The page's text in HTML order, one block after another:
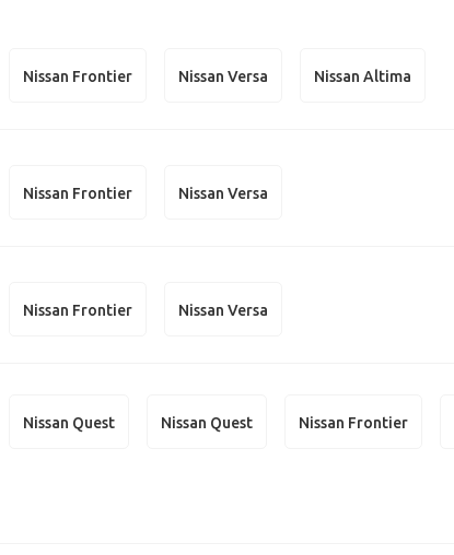
Nissan Frontier Nissan Versa Nissan Altima
Nissan Frontier Nissan Versa
Nissan Frontier Nissan Versa
Nissan Quest Nissan Quest Nissan Frontier